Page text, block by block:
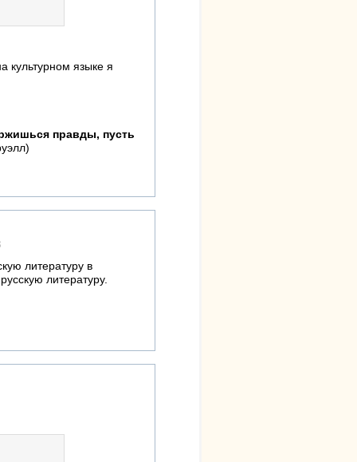
культурном языке я
правды, пусть
литературу в
литературу.